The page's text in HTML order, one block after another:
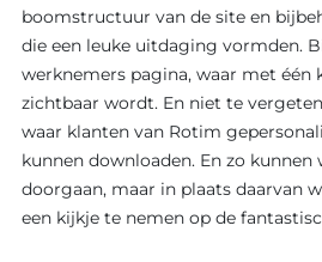
boomstructuur van de site en
die een leuke uitdaging vormden.
werknemers pagina, waar met
zichtbaar wordt. En niet te
waar klanten van Rotim
kunnen downloaden. En zo kunnen
doorgaan, maar in plaats daarvan
een kijkje te nemen op de